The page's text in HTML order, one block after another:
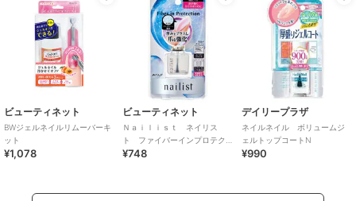
ビューティネット
BWジェルネイルリムーバーキ
ット
¥1,078
ビューティネット
Ｎａｉｌｉｓｔ ネイリス
ト ファイバーインプロテク
ション
¥748
デイリープラザ
ネイルネイル ボリュームジ
ェルトップコートN
¥990